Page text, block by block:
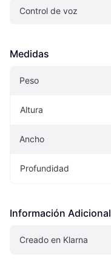
Control de voz
Medidas
Peso
Altura
Ancho
Profundidad
Información Adicional
Creado en Klarna